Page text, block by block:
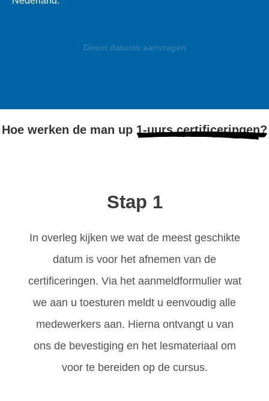
Direct datums aanvragen
Hoe werken de man up 1-uurs certificeringen?
Stap 1
In overleg kijken we wat de meest geschikte
datum is voor het afnemen van de
certificeringen. Via het aanmeldformulier wat
we aan u toesturen meldt u eenvoudig alle
medewerkers aan. Hierna ontvangt u van
ons de bevestiging en het lesmateriaal om
voor te bereiden op de cursus.